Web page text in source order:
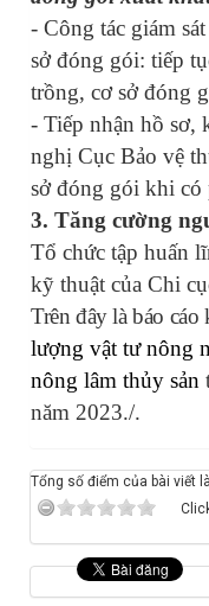
- Công tác giám
sở đóng gói: tiếp
trồng, cơ sở đóng
- Tiếp nhận hồ sơ,
nghị Cục Bảo vệ
sở đóng gói khi có
3. Tăng cường
Tổ chức tập huấn
kỹ thuật của Chi
Trên đây là báo cáo
lượng vật tư nông
nông lâm thủy sản
năm 2023./.
Tổng số điểm của bài viết